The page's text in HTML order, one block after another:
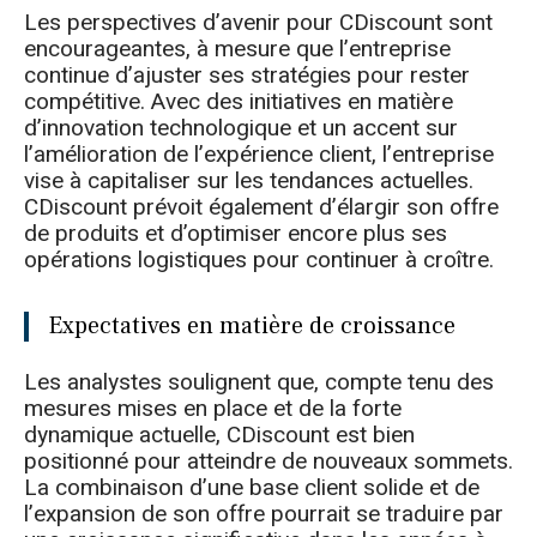
Les perspectives d’avenir pour CDiscount sont
encourageantes, à mesure que l’entreprise
continue d’ajuster ses stratégies pour rester
compétitive. Avec des initiatives en matière
d’innovation technologique et un accent sur
l’amélioration de l’expérience client, l’entreprise
vise à capitaliser sur les tendances actuelles.
CDiscount prévoit également d’élargir son offre
de produits et d’optimiser encore plus ses
opérations logistiques pour continuer à croître.
Expectatives en matière de croissance
Les analystes soulignent que, compte tenu des
mesures mises en place et de la forte
dynamique actuelle, CDiscount est bien
positionné pour atteindre de nouveaux sommets.
La combinaison d’une base client solide et de
l’expansion de son offre pourrait se traduire par